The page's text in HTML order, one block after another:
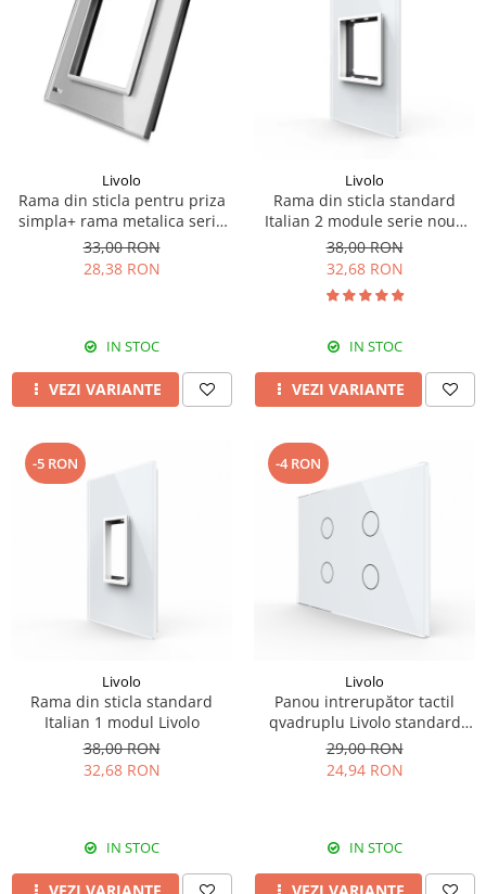
Livolo
Rama din sticla pentru priza
simpla+ rama metalica serie
noua Livolo
33,00 RON
28,38 RON
IN STOC
VEZI VARIANTE
Livolo
Rama din sticla standard
Italian 2 module serie noua
Livolo
38,00 RON
32,68 RON
IN STOC
VEZI VARIANTE
-5 RON
Livolo
Rama din sticla standard
Italian 1 modul Livolo
38,00 RON
32,68 RON
IN STOC
-4 RON
Livolo
Panou intrerupător tactil
qvadruplu Livolo standard
italian, serie noua
29,00 RON
24,94 RON
IN STOC